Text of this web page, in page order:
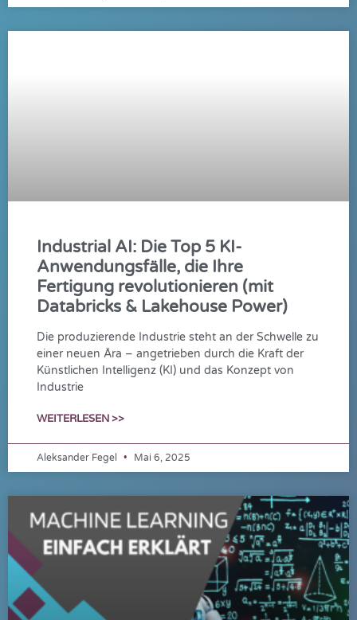
Industrial AI: Die Top 5 KI-
Anwendungsfälle, die Ihre
Fertigung revolutionieren (mit
Databricks & Lakehouse Power)
Die produzierende Industrie steht an der Schwelle zu
einer neuen Ära – angetrieben durch die Kraft der
Künstlichen Intelligenz (KI) und das Konzept von
Industrie
WEITERLESEN >>
Aleksander Fegel Mai 6, 2025